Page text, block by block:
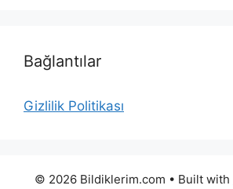
Bağlantılar
Gizlilik Politikası
© 2026 Bildiklerim.com • Built with